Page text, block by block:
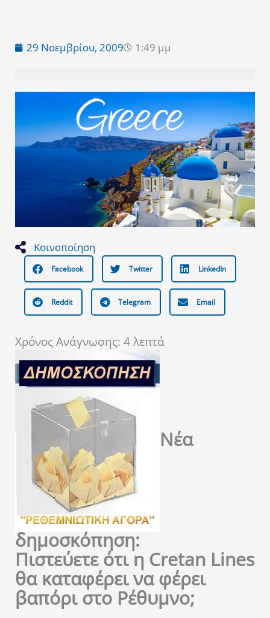
29 Νοεμβρίου, 2009 1:49 μμ
Κοινοποίηση
Facebook Twitter LinkedIn
Reddit Telegram Email
Χρόνος Ανάγνωσης: 4λεπτά
Νέα
δημοσκόπηση:
Πιστεύετε ότι η Cretan Lines
θα καταφέρει να φέρει
βαπόρι στο Ρέθυμνο;